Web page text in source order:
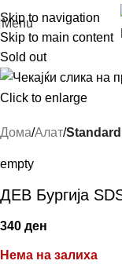
Skip to navigation
Skip to main content
Menu
Sold out
Click to enlarge
Дома Алат Standard
empty
ДЕВ Бургија
340 ден
Нема на залиха